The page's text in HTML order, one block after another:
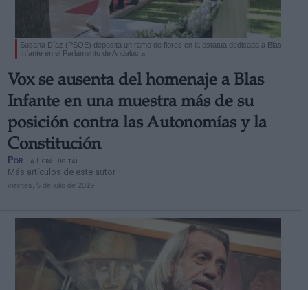
Susana Díaz (PSOE) deposita un ramo de flores en la estatua dedicada a Blas
Infante en el Parlamento de Andalucía
Vox se ausenta del homenaje a Blas
Infante en una muestra más de su
posición contra las Autonomías y la
Constitución
Por La Hora Digital
Más artículos de este autor
viernes, 5 de julio de 2019